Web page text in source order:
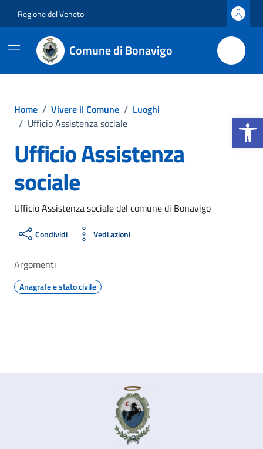
Apri la
Regione del Veneto
Comune di Bonavigo
Home / Vivere il Comune / Luoghi
/ Ufficio Assistenza sociale
Ufficio Assistenza
sociale
Ufficio Assistenza sociale del comune di Bonavigo
Condividi Vedi azioni
Argomenti
Anagrafe e stato civile